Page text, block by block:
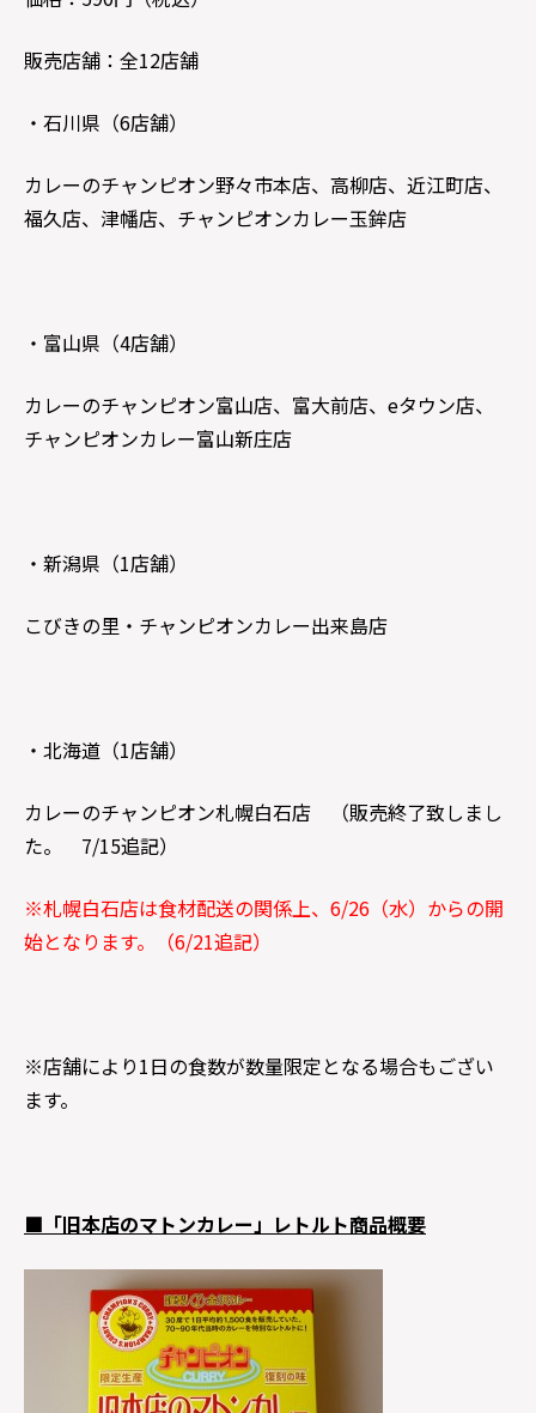
販売店舗：全12店舗
・石川県（6店舗）
カレーのチャンピオン野々市本店、高柳店、近江町店、
福久店、津幡店、チャンピオンカレー玉鉾店
・富山県（4店舗）
カレーのチャンピオン富山店、富大前店、eタウン店、
チャンピオンカレー富山新庄店
・新潟県（1店舗）
こびきの里・チャンピオンカレー出来島店
・北海道（1店舗）
カレーのチャンピオン札幌白石店 （販売終了致しまし
た。 7/15追記）
※札幌白石店は食材配送の関係上、6/26（水）からの開
始となります。（6/21追記）
※店舗により1日の食数が数量限定となる場合もござい
ます。
■「旧本店のマトンカレー」レトルト商品概要